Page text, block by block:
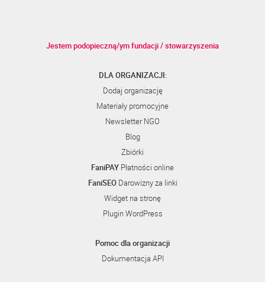
Jestem podopieczną/ym fundacji / stowarzyszenia
DLA ORGANIZACJI:
Dodaj organizację
Materiały promocyjne
Newsletter NGO
Blog
Zbiórki
FaniPAY Płatności online
FaniSEODarowizny za linki
Widget na stronę
Plugin WordPress
Pomoc dla organizacji
Dokumentacja API